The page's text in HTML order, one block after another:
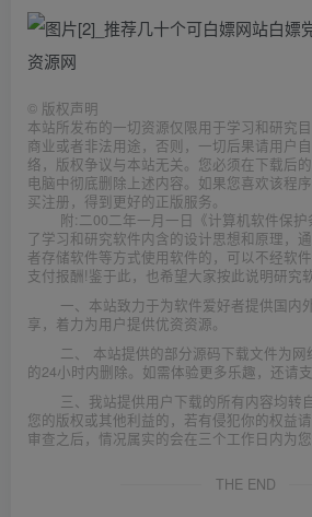
© 版权声明
本站所发布的一切资源仅限用于学习和研究
商业或者非法用途，否则，一切后果请用户
络，版权争议与本站无关。您必须在下载后
电脑中彻底删除上述内容。如果您喜欢该程
买注册，得到更好的正版服务。
附:二00二年一月一日《计算机软件保
了学习和研究软件内含的设计思想和原理，
者存储软件等方式使用软件的，可以不经软
支付报酬!鉴于此，也希望大家按此说明研究
一、本站致力于为软件爱好者提供国内
享，着力为用户提供优资资源。
二、 本站提供的部分源码下载文件为
的24小时内删除。如需体验更多乐趣，还请支
三、我站提供用户下载的所有内容均转
您的版权或其他利益的，若有侵犯你的权益
审查之后，情况属实的会在三个工作日内为您
THE END